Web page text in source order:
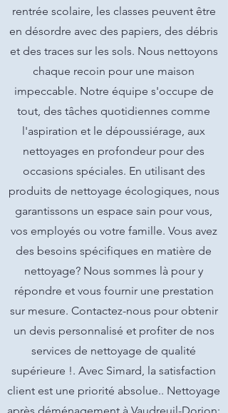
rentrée scolaire, les classes peuvent être
en désordre avec des papiers, des débris
et des traces sur les sols. Nous nettoyons
chaque recoin pour une maison
impeccable. Notre équipe s'occupe de
tout, des tâches quotidiennes comme
l'aspiration et le dépoussiérage, aux
nettoyages en profondeur pour des
occasions spéciales. En utilisant des
produits de nettoyage écologiques, nous
garantissons un espace sain pour vous,
vos employés ou votre famille. Vous avez
des besoins spécifiques en matière de
nettoyage? Nous sommes là pour y
répondre et vous fournir une prestation
sur mesure. Contactez-nous pour obtenir
un devis personnalisé et profiter de nos
services de nettoyage de qualité
supérieure !. Avec Simard, la satisfaction
client est une priorité absolue.. Nettoyage